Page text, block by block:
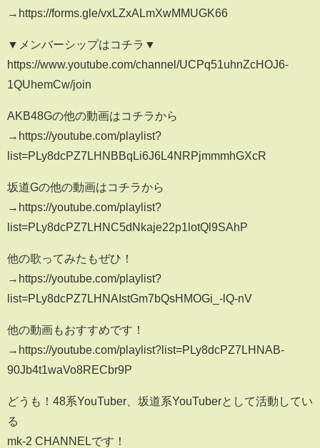
→https://forms.gle/vxLZxALmXwMMUGK66
▼メンバーシップはコチラ▼
https://www.youtube.com/channel/UCPq51uhnZcHOJ6-
1QUhemCw/join
AKB48Gの他の動画はコチラから
→https://youtube.com/playlist?
list=PLy8dcPZ7LHNBBqLi6J6L4NRPjmmmhGXcR
坂道Gの他の動画はコチラから
→https://youtube.com/playlist?
list=PLy8dcPZ7LHNC5dNkaje22p1lotQl9SAhP
他の歌ってみたもぜひ！
→https://youtube.com/playlist?
list=PLy8dcPZ7LHNAIstGm7bQsHMOGi_-lQ-nV
他の動画もおすすめです！
→https://youtube.com/playlist?list=PLy8dcPZ7LHNAB-
90Jb4t1waVo8RECbr9P
どうも！48系YouTuber、坂道系YouTuberとして活動してい
る
mk-2 CHANNELです！